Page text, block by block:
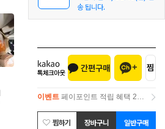
송 됩니다.
이벤트 페이포인트 적립 혜택 2배 UP!
이벤트페이포인트 적립 혜택 2배 UP!
찜하기
장바구니 일반구매